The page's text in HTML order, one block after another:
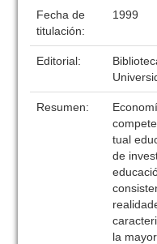
Fecha de
titulación:
1999
Editorial:
Resumen:
tual
de
la